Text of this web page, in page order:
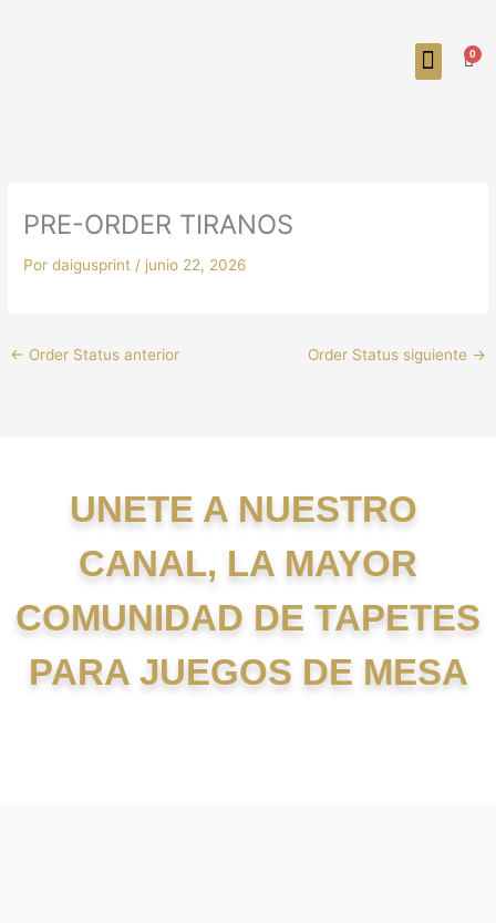
0
PRE-ORDER TIRANOS
Pordaigusprint/ junio 22, 2026
← Order Status anterior Order Status siguiente →
UNETE A NUESTRO
CANAL, LA MAYOR
COMUNIDAD DE TAPETES
PARA JUEGOS DE MESA